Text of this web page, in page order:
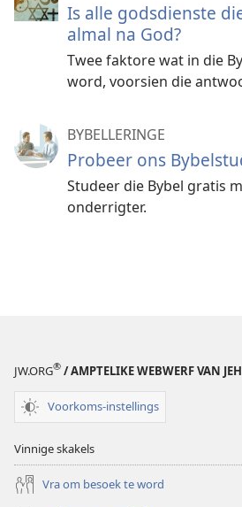
Is alle godsdienste
almal na God?
Twee faktore wat in die
word, voorsien die
BYBELLERINGE
Probeer ons
Studeer die Bybel gratis
onderrigter.
JW.ORG® / AMPTELIKE WEBWERF VAN
Voorkoms-instellings
Vinnige skakels
Vra om besoek te word